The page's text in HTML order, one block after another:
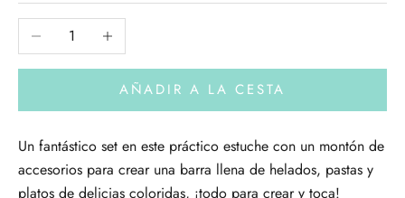
Reducir cantidadAumentar cantidad
AÑADIR A LA CESTA
Un fantástico set en este práctico estuche con un montón de
accesorios para crear una barra llena de helados, pastas y
platos de delicias coloridas, ¡todo para crear y toca!